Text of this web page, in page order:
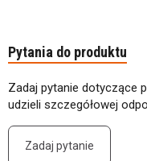
Pytania do produktu
Zadaj pytanie dotyczące
udzieli szczegółowej
Zadaj pytanie